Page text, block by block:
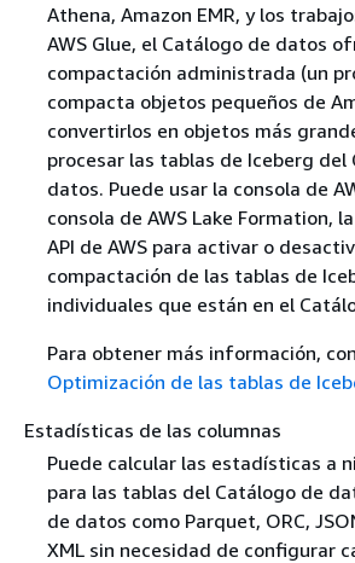
Athena, Amazon EMR, y los
AWS Glue, el Catálogo de datos
compactación administrada (un
compacta objetos pequeños de
convertirlos en objetos más
procesar las tablas de Iceberg del
datos. Puede usar la consola de
consola de AWS Lake Formation, la
API de AWS para activar o
compactación de las tablas de
individuales que están en el
Para obtener más información,
Optimización de las tablas de
Estadísticas de las columnas
Puede calcular las estadísticas a
para las tablas del Catálogo de
de datos como Parquet, ORC,
XML sin necesidad de configurar